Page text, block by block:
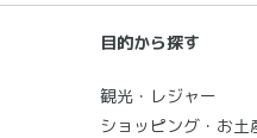
目的から探す
観光・レジャー
ショッピング・お土